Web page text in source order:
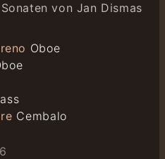
von Jan Dismas
Oboe
Cembalo